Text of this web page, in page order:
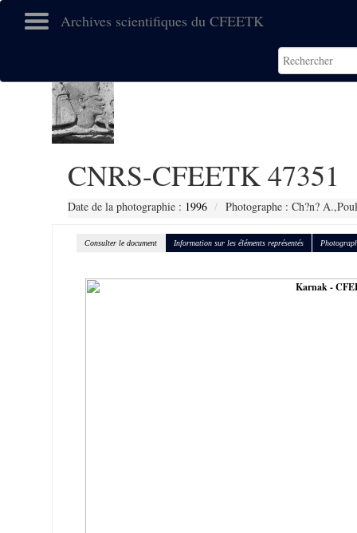
Archives scientifiques du CFEETK
CNRS-CFEETK 47351
Date de la photographie : 1996 Photographe : Ch?n?
Consulter le document Information sur les éléments représentés